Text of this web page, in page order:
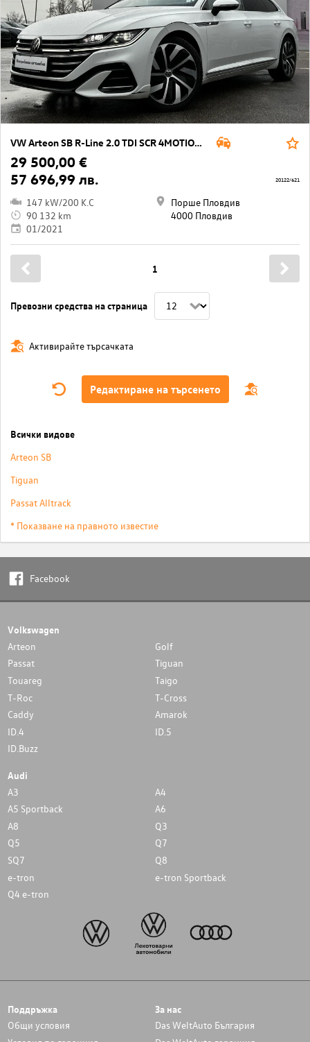
VW Arteon SB R-Line 2.0 TDI SCR 4MOTION DSG
29 500,00 €
57 696,99 лв.
147 kW/200 K.C
90 132 km
01/2021
Порше Пловдив
4000 Пловдив
20122/621
Превозни средства на страница
1
Активирайте търсачката
Редактиране на търсенето
Всички видове
Arteon SB
Tiguan
Passat Alltrack
* Показване на правното известие
Facebook
Volkswagen
Arteon
Golf
Passat
Tiguan
Touareg
Taigo
T-Roc
T-Cross
Caddy
Amarok
ID.4
ID.5
ID.Buzz
Audi
A3
A4
A5 Sportback
A6
A8
Q3
Q5
Q7
SQ7
Q8
e-tron
e-tron Sportback
Q4 e-tron
Поддръжка
Общи условия
За нас
Das WeltAuto България